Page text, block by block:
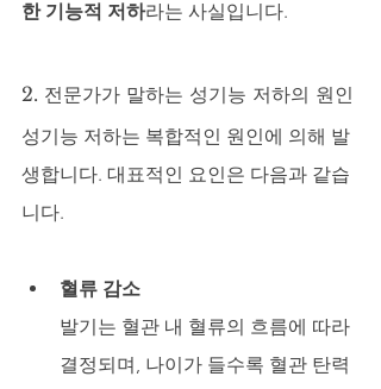
한 기능적 저하라는 사실입니다.
2. 전문가가 말하는 성기능 저하의 원인
성기능 저하는 복합적인 원인에 의해 발
생합니다. 대표적인 요인은 다음과 같습
니다.
혈류 감소
발기는 혈관 내 혈류의 흐름에 따라
결정되며, 나이가 들수록 혈관 탄력